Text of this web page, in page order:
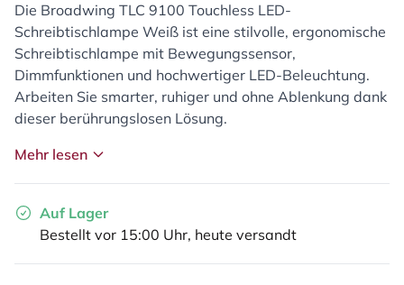
Die Broadwing TLC 9100 Touchless LED-
Schreibtischlampe Weiß ist eine stilvolle, ergonomische
Schreibtischlampe mit Bewegungssensor,
Dimmfunktionen und hochwertiger LED-Beleuchtung.
Arbeiten Sie smarter, ruhiger und ohne Ablenkung dank
dieser berührungslosen Lösung.
Mehr lesen
Auf Lager
Bestellt vor 15:00 Uhr, heute versandt